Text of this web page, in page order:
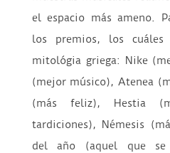
el espacio más ameno.
los premios, los
mitológia griega: Nike
(mejor músico), Atenea
(más feliz), Hestia
tardiciones), Némesis
del año (aquel que